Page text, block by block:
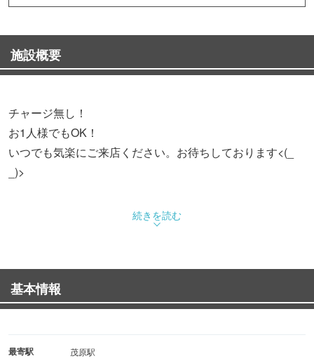
施設概要
チャージ無し！
お1人様でもOK！
いつでも気楽にご来店ください。お待ちしております<(_
_)>
続きを読む
基本情報
最寄駅 茂原駅